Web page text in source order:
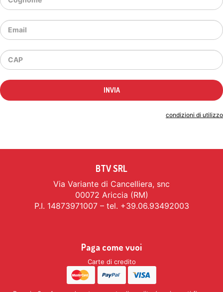
condizioni di utilizzo
BTV SRL
Via Variante di Cancelliera, snc
00072 Ariccia (RM)
P.I. 14873971007 – tel. +39.06.93492003
Paga come vuoi
Carte di credito